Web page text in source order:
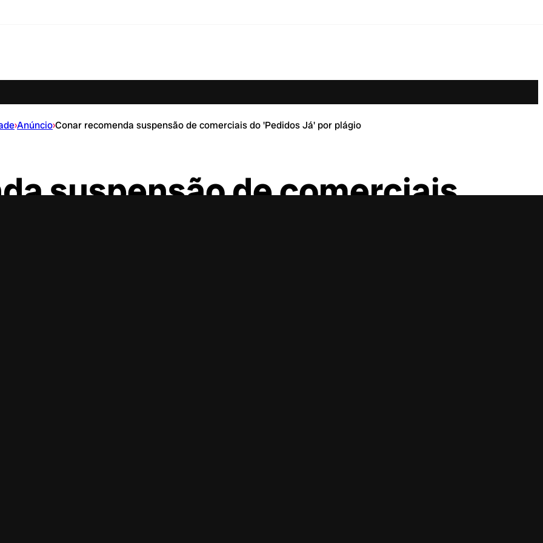
›Anúncio›Conar recomenda suspensão de comerciais do 'Pedidos Já' por plágio
suspensão de comerciais